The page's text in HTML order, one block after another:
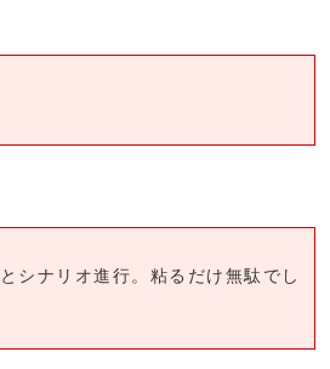
シナリオ進行。粘るだけ無駄でし